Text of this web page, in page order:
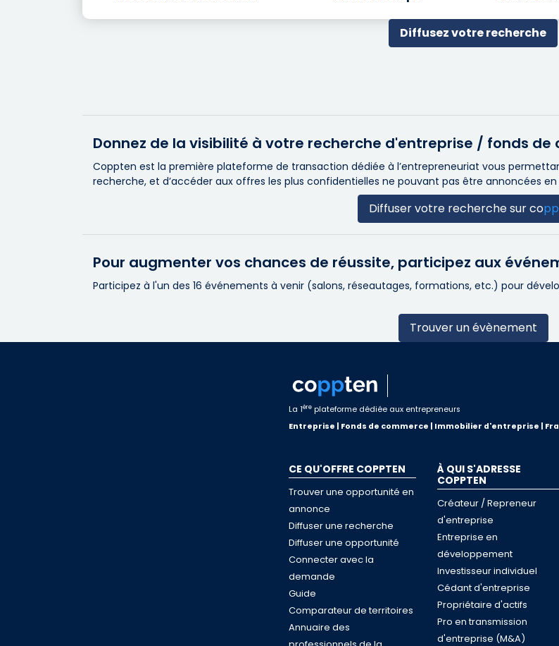
Diffusez votre recherche
Donnez de la visibilité à votre recherche d'entreprise / fonds de
Coppten est la première plateforme de transaction dédiée à l’entrepreneuriat vous
recherche, et d’accéder aux offres les plus confidentielles ne pouvant pas être annoncées en
Diffuser votre recherche surcopp
Pour augmenter vos chances de réussite, participez aux
Participez à l'un des 16 événements à venir (salons, réseautages, formations, etc.) pour
Trouver un évènement
La 1èreplateforme dédiée aux entrepreneurs
Entreprise | Fonds de commerce | Immobilier d'entreprise |
CE QU'OFFRE COPPTEN
Trouver une opportunité en
annonce
Diffuser une recherche
Diffuser une opportunité
Connecter avec la
demande
Guide
Comparateur de territoires
Annuaire des
À QUI S'ADRESSE
COPPTEN
Créateur / Repreneur
d'entreprise
Entreprise en
développement
Investisseur individuel
Cédant d'entreprise
Propriétaire d'actifs
Pro en transmission
d'entreprise (M&A)